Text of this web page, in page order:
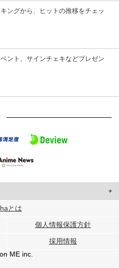
ングから、ヒットの推移をチェッ
ント、サインチェキなどプレゼン
ーザーに合わせたコンテンツや広告の
ートナーに提供しています。
各パートナーに提供した他の情報や、
用したときに収集した他の情報を組み
とは
個人情報保護方針
採用情報
ME inc.